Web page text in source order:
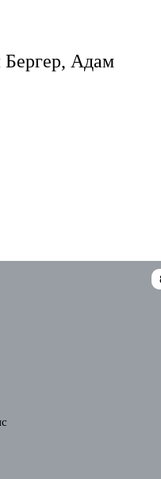
Адам